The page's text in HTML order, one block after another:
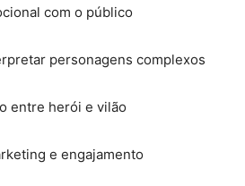
com o público
personagens complexos
entre herói e vilão
e engajamento